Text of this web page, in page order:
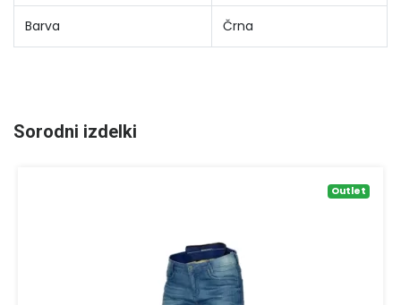
Barva Črna
Sorodni izdelki
Outlet